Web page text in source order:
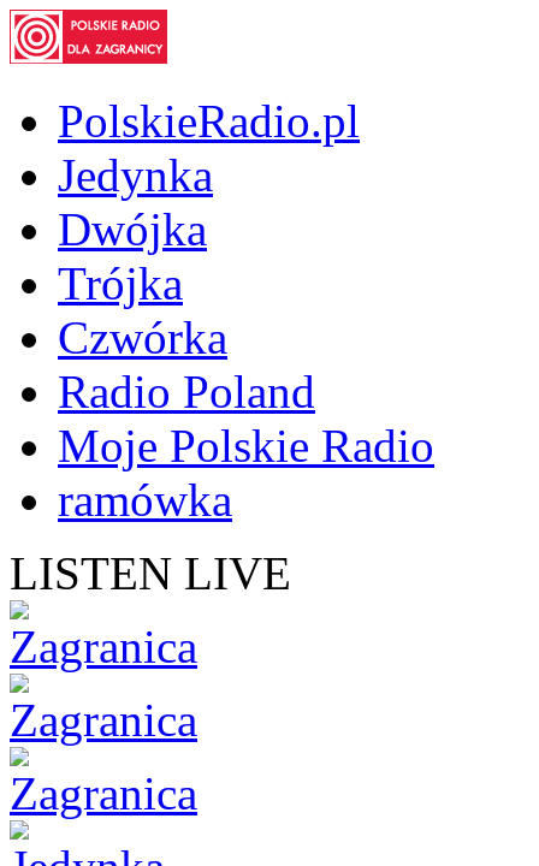
PolskieRadio.pl
Jedynka
Dwójka
Trójka
Czwórka
Radio Poland
Moje Polskie Radio
ramówka
LISTEN LIVE